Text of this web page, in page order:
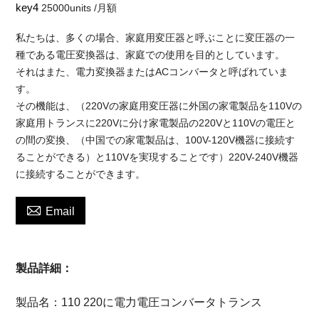
key4 25000units /月額
私たちは、多くの場合、家庭用変圧器と呼ぶことに変圧器の一
種である電圧変換器は、家庭での使用を目的としています。
それはまた、電力変換器またはACコンバータと呼ばれていま
す。
その機能は、（220Vの家庭用変圧器に外国の家電製品を110Vの
家庭用トランスに220Vに分け家電製品の220Vと110Vの電圧と
の間の変換、（中国での家電製品は、100V-120V機器に接続す
ることができる）と110Vを実現することです）220V-240V機器
に接続することができます。
 Email
製品詳細：
製品名：110 220に電力電圧コンバータトランス